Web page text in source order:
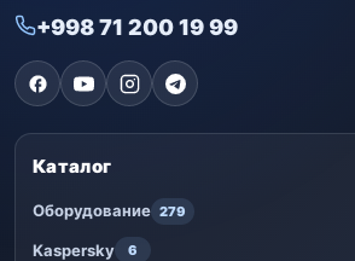
+998 71 200 19 99
Каталог
Оборудование 279
Kaspersky 6